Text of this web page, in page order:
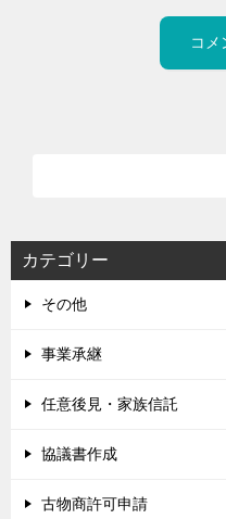
カテゴリー
その他
事業承継
任意後見・家族信託
協議書作成
古物商許可申請